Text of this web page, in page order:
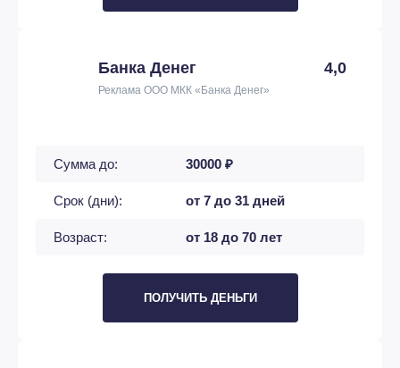
Банка Денег 4,0
Реклама ООО МКК «Банка Денег»
Сумма до: 30000 ₽
Срок (дни): от 7 до 31 дней
Возраст: от 18 до 70 лет
ПОЛУЧИТЬ ДЕНЬГИ